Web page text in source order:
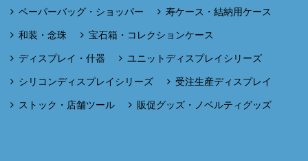
ペーパーバッグ・ショッパー 寿ケース・結納用ケース
和装・念珠 宝石箱・コレクションケース
ディスプレイ・什器 ユニットディスプレイシリーズ
シリコンディスプレイシリーズ 受注生産ディスプレイ
ストック・店舗ツール 販促グッズ・ノベルティグッズ